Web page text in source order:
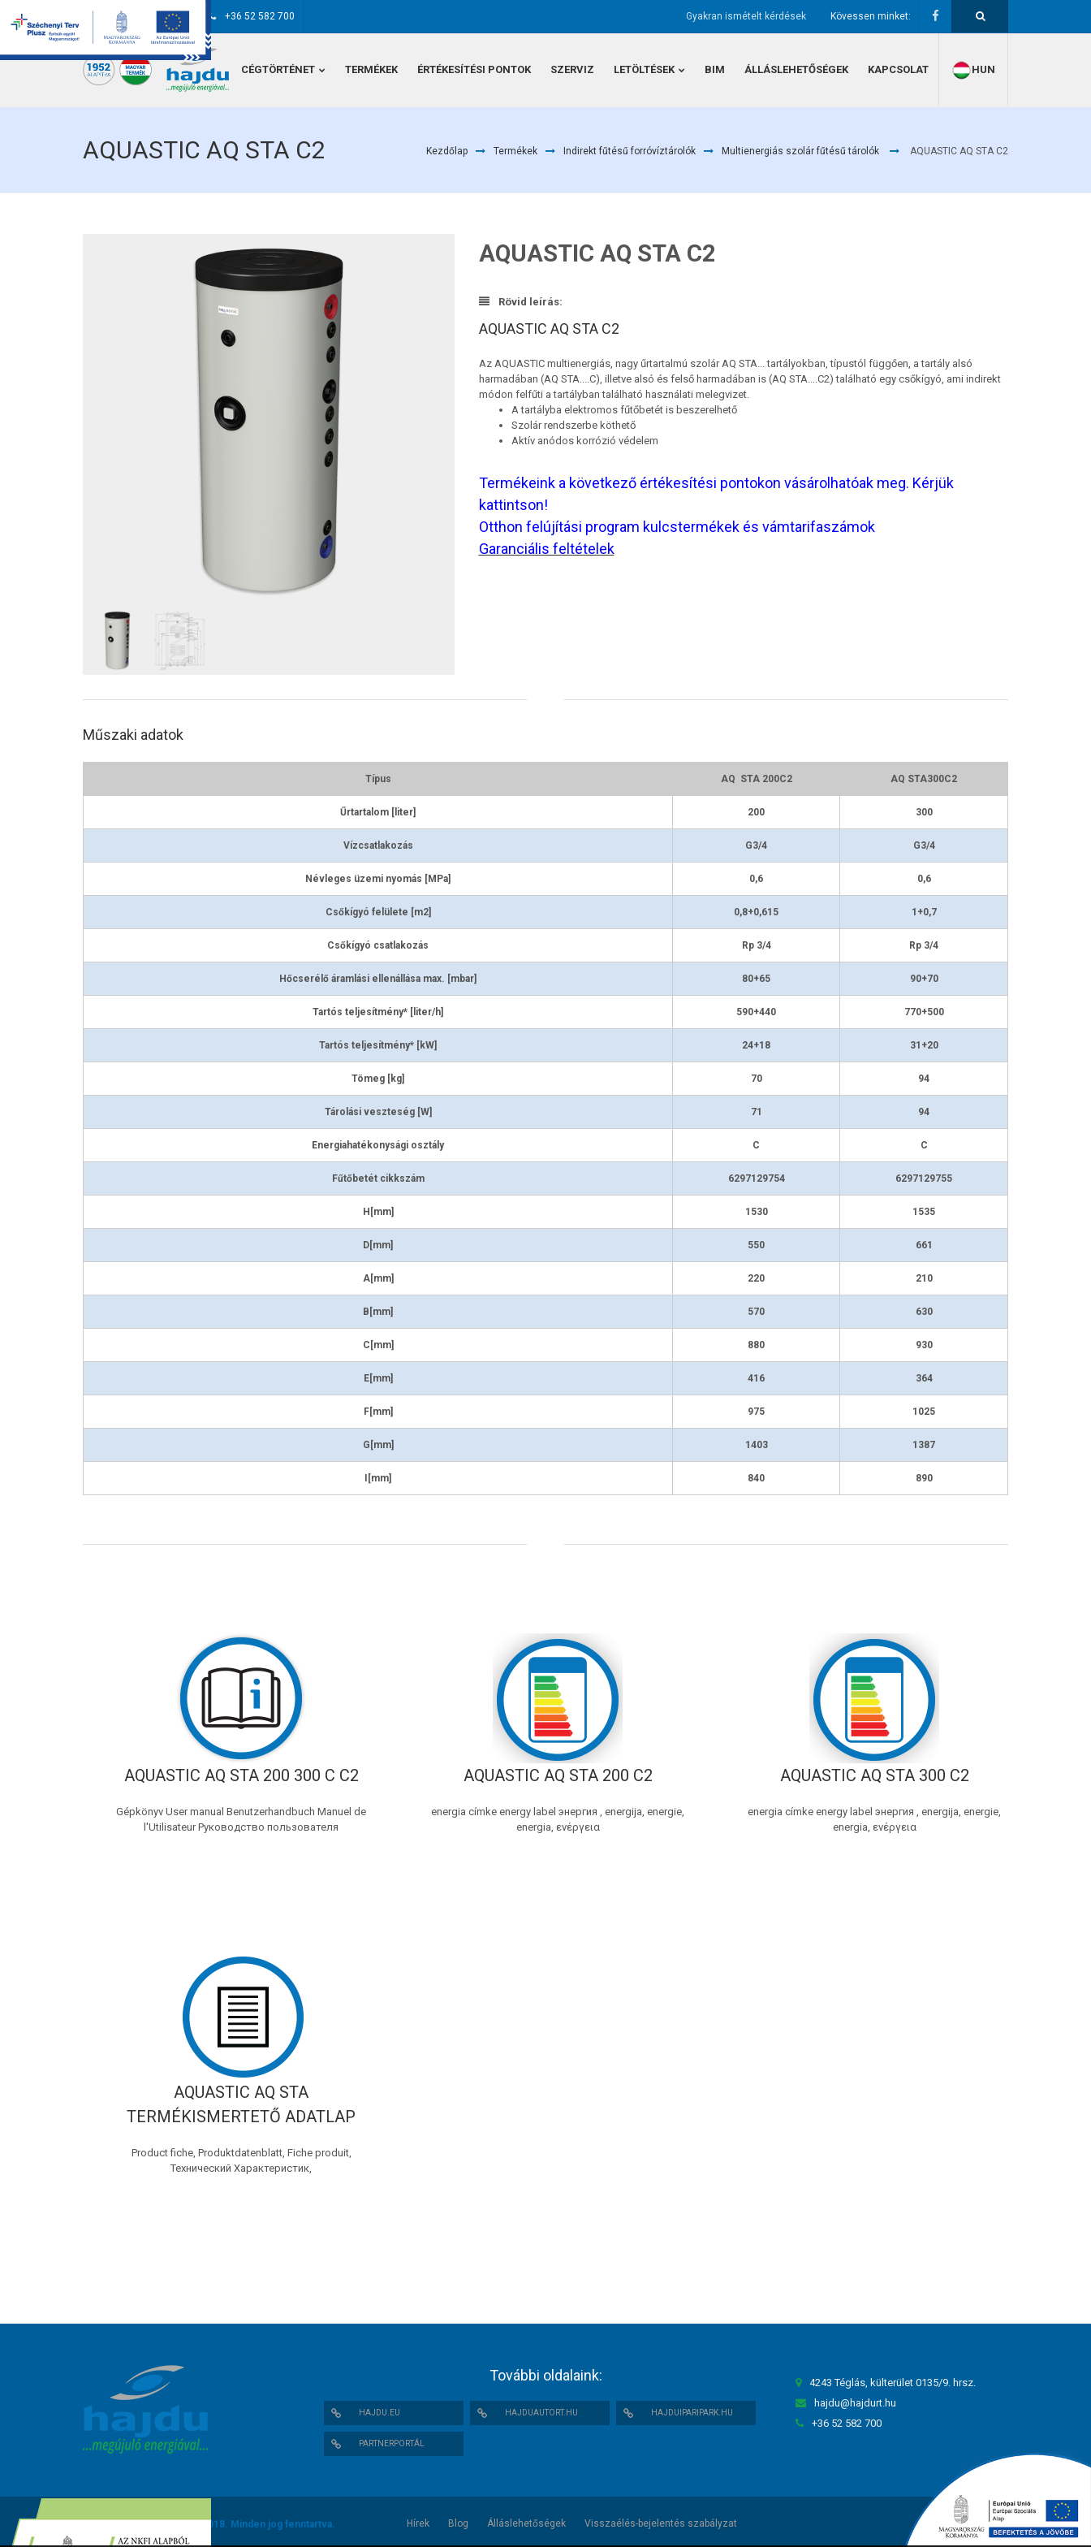
hajdu@hajdurt.hu +36 52 582 700 Kövessen minket:
Gyakran ismételt kérdések
CÉGTÖRTÉNET TERMÉKEK ÉRTÉKESÍTÉSI PONTOK SZERVIZ LETÖLTÉSEK BIM ÁLLÁSLEHETŐSÉGEK KAPCSOLAT HUN
AQUASTIC AQ STA C2 Kezdőlap Termékek Indirekt fűtésű forróvíztárolók Multienergiás szolár fűtésű tárolók AQUASTIC AQ STA C2
AQUASTIC AQ STA C2
Rövid leírás:
AQUASTIC AQ STA C2
Az AQUASTIC multienergiás, nagy űrtartalmú szolár AQ STA... tartályokban, típustól függően, a tartály alsó
harmadában (AQ STA....C), illetve alsó és felső harmadában is (AQ STA....C2) található egy csőkígyó, ami indirekt
módon felfűti a tartályban található használati melegvizet.
A tartályba elektromos fűtőbetét is beszerelhető
Szolár rendszerbe köthető
Aktív anódos korrózió védelem
Termékeink a következő értékesítési pontokon vásárolhatóak meg. Kérjük
kattintson!
Otthon felújítási program kulcstermékek és vámtarifaszámok
Garanciális feltételek
Műszaki adatok
Típus AQ STA 200C2 AQ STA300C2
Űrtartalom [liter] 200 300
Vízcsatlakozás G3/4 G3/4
Névleges üzemi nyomás [MPa] 0,6 0,6
Csőkígyó felülete [m2] 0,8+0,615 1+0,7
Csőkígyó csatlakozás Rp 3/4 Rp 3/4
Hőcserélő áramlási ellenállása max. [mbar] 80+65 90+70
Tartós teljesítmény* [liter/h] 590+440 770+500
Tartós teljesítmény* [kW] 24+18 31+20
Tömeg [kg] 70 94
Tárolási veszteség [W] 71 94
Energiahatékonysági osztály C C
Fűtőbetét cikkszám 6297129754 6297129755
H[mm] 1530 1535
D[mm] 550 661
A[mm] 220 210
B[mm] 570 630
C[mm] 880 930
E[mm] 416 364
F[mm] 975 1025
G[mm] 1403 1387
I[mm] 840 890
AQUASTIC AQ STA 200 300 C C2
Gépkönyv User manual Benutzerhandbuch Manuel de
l'Utilisateur Руководство пользователя
AQUASTIC AQ STA 200 C2
energia címke energy label энергия , energija, energie,
energia, ενέργεια
AQUASTIC AQ STA 300 C2
energia címke energy label энергия , energija, energie,
energia, ενέργεια
AQUASTIC AQ STA
TERMÉKISMERTETŐ ADATLAP
Product fiche, Produktdatenblatt, Fiche produit,
Технический Характеристик,
További oldalaink:
HAJDU.EU HAJDUAUTORT.HU HAJDUIPARIPARK.HU
PARTNERPORTÁL
4243 Téglás, külterület 0135/9. hrsz.
hajdu@hajdurt.hu
+36 52 582 700
2018. Minden jog fenntartva. Hírek Blog Álláslehetőségek Visszaélés-bejelentés szabályzat